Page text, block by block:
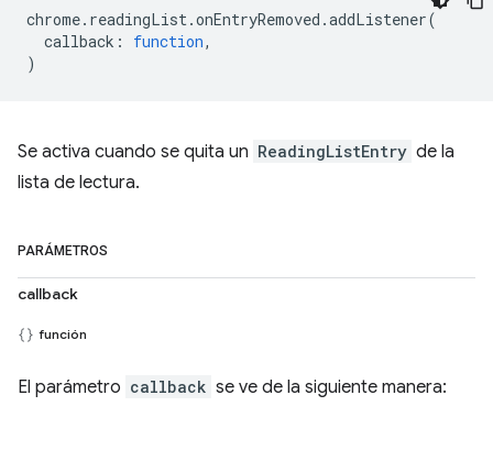
chrome. readingList .onEntryRemoved .addListener(
callback : function,
)
Se activa cuando se quita un ReadingListEntry de la
lista de lectura.
PARÁMETROS
callback
función
El parámetro callback se ve de la siguiente manera: